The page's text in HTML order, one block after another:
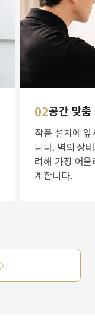
02공간 맞
작품 설치에
니다. 벽의 상
려해 가장 어
계합니다.